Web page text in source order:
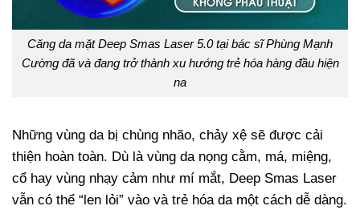
Căng da mặt Deep Smas Laser 5.0 tại bác sĩ Phùng Mạnh
Cường đã và đang trở thành xu hướng trẻ hóa hàng đầu hiện
na
Những vùng da bị chùng nhão, chảy xệ sẽ được cải
thiện hoàn toàn. Dù là vùng da nọng cằm, má, miệng,
cổ hay vùng nhạy cảm như mí mắt, Deep Smas Laser
vẫn có thể “len lỏi” vào và trẻ hóa da một cách dễ dàng.